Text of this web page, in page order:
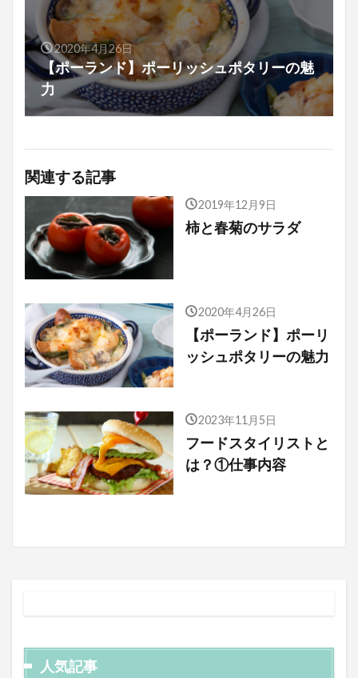
2020年4月26日
【ポーランド】ポーリッシュポタリーの魅
力
関連する記事
2019年12月9日
柿と春菊のサラダ
2020年4月26日
【ポーランド】ポーリ
ッシュポタリーの魅力
2023年11月5日
フードスタイリストと
は？①仕事内容
人気記事